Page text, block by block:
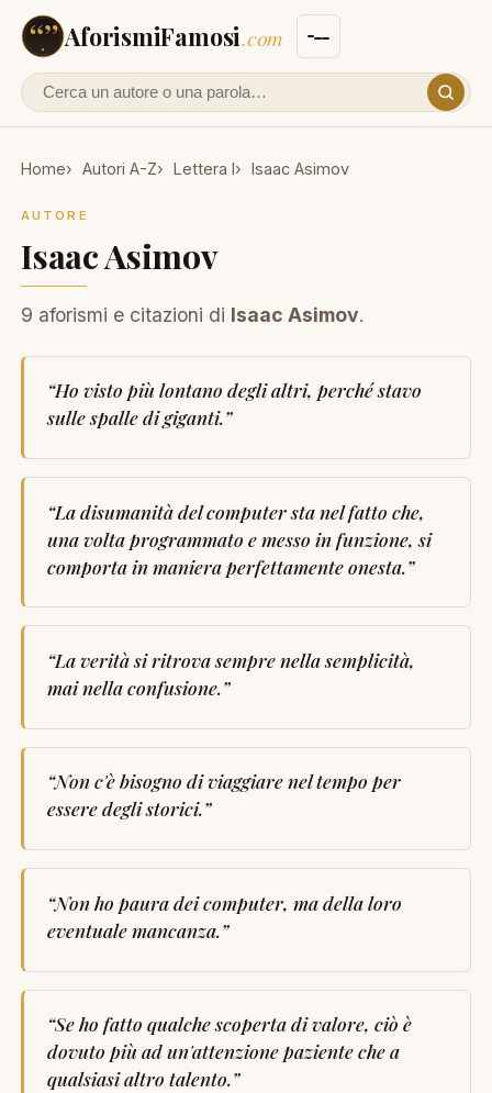
AforismiFamosi.com
Cerca un autore o un aforisma
Home Autori A-Z Lettera I Isaac Asimov
AUTORE
Isaac Asimov
9 aforismi e citazioni di Isaac Asimov.
“Ho visto più lontano degli altri, perché stavo
sulle spalle di giganti.”
“La disumanità del computer sta nel fatto che,
una volta programmato e messo in funzione, si
comporta in maniera perfettamente onesta.”
“La verità si ritrova sempre nella semplicità,
mai nella confusione.”
“Non c'è bisogno di viaggiare nel tempo per
essere degli storici.”
“Non ho paura dei computer, ma della loro
eventuale mancanza.”
“Se ho fatto qualche scoperta di valore, ciò è
dovuto più ad un'attenzione paziente che a
qualsiasi altro talento.”